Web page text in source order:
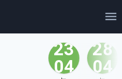
shop
23
04
28
04